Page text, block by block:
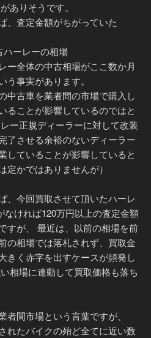
ありそうです。
、査定金額がちがっていた
ハーレーの相場
ー全体の中古相場がここ数か月
事実があります。
中古車を業者間の市場で購入し
ることが影響しているのではと
ー正規ディーラーに対して改装
了させる余裕のないディーラー
していることが影響していると
定かではありませんが）
、今回買取させて頂いたハーレ
ければ120万円以上の査定金額
すが、 最近は、以前の相場を前
の相場では落札されず、買取金
きく赤字を出すケースが頻発し
相場に連動して買取価格も落ち
間市場という言葉ですが、
れたバイクの殆ど全てに近い数